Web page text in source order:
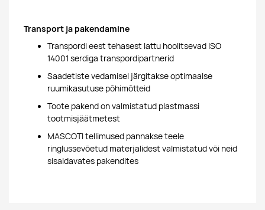
Transport ja pakendamine
Transpordi eest tehasest lattu hoolitsevad ISO
14001 serdiga transpordipartnerid
Saadetiste vedamisel järgitakse optimaalse
ruumikasutuse põhimõtteid
Toote pakend on valmistatud plastmassi
tootmisjäätmetest
MASCOTI tellimused pannakse teele
ringlussevõetud materjalidest valmistatud või neid
sisaldavates pakendites